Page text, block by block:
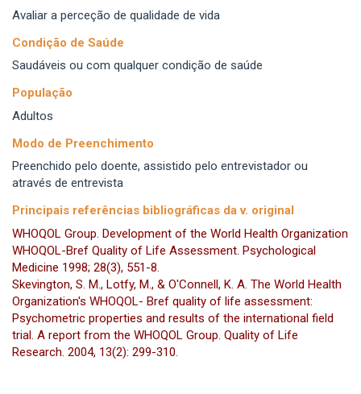
Avaliar a perceção de qualidade de vida
Condição de Saúde
Saudáveis ou com qualquer condição de saúde
População
Adultos
Modo de Preenchimento
Preenchido pelo doente, assistido pelo entrevistador ou
através de entrevista
Principais referências bibliográficas da v. original
WHOQOL Group. Development of the World Health Organization
WHOQOL-Bref Quality of Life Assessment. Psychological
Medicine 1998; 28(3), 551-8.
Skevington, S. M., Lotfy, M., & O'Connell, K. A. The World Health
Organization's WHOQOL- Bref quality of life assessment:
Psychometric properties and results of the international field
trial. A report from the WHOQOL Group. Quality of Life
Research. 2004, 13(2): 299-310.